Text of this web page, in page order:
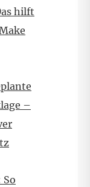
hilft
–